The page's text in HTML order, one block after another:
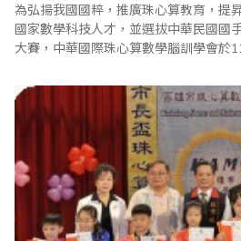
為弘揚我國國粹，推廣珠心算教育，提
國家數學科技人才，並選拔中華民國國
大賽，中華國際珠心算數學腦訓學會於
算暨數學競賽』。 本屆比賽由於受到新流感的影響，因此參賽選手
的人數僅剩歷屆的3分之1左右，計有來
及幼稚園選手300名參賽，且參賽的選..